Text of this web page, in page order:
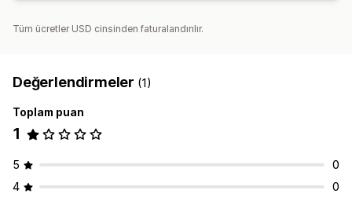
Tüm ücretler USD cinsinden faturalandırılır.
Değerlendirmeler (1)
Toplam puan
1
5
0
4
0